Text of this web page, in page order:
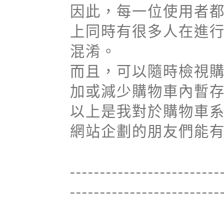
因此，每一位使用者
上同時有很多人在進
混淆。
而且，可以隨時檢視
加或減少購物車內暫
以上是我對於購物車
網站企劃的朋友們能